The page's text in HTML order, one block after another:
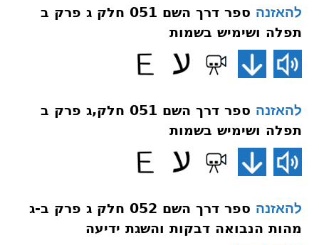
להאזנה
ספר דרך השם 051 חלק ג פרק ב
תפלה ושימיש בשמות
להאזנה
ספר דרך השם 051 חלק,ג פרק ב
תפלה ושימיש בשמות
להאזנה
ספר דרך השם 052 חלק ג פרק ב-ג
מהות הנבואה דבקות והשגת ידיעה